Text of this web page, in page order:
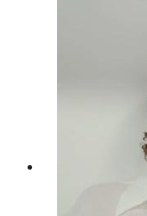
Del
ING. ABRIL